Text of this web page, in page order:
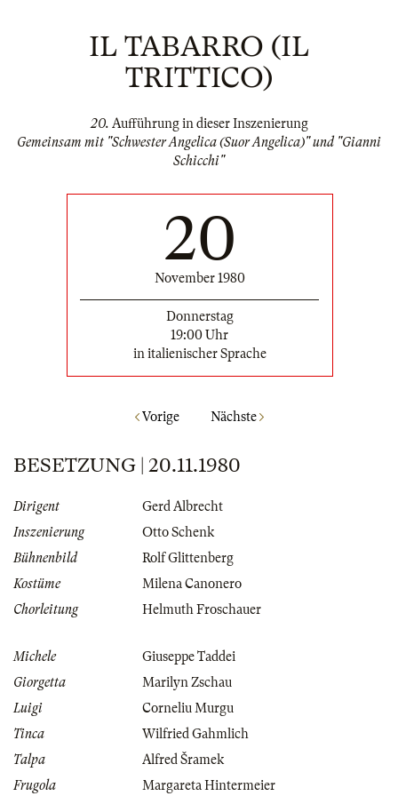
IL TABARRO (IL
TRITTICO)
20. Aufführung in dieser Inszenierung
Gemeinsam mit "Schwester Angelica (Suor Angelica)" und "Gianni
Schicchi"
20
November 1980
Donnerstag
19:00 Uhr
in italienischer Sprache
Vorige Nächste
BESETZUNG | 20.11.1980
Dirigent
Gerd Albrecht
Inszenierung
Otto Schenk
Bühnenbild
Rolf Glittenberg
Kostüme
Milena Canonero
Chorleitung
Helmuth Froschauer
Michele
Giuseppe Taddei
Giorgetta
Marilyn Zschau
Luigi
Corneliu Murgu
Tinca
Wilfried Gahmlich
Talpa
Alfred Šramek
Frugola
Margareta Hintermeier